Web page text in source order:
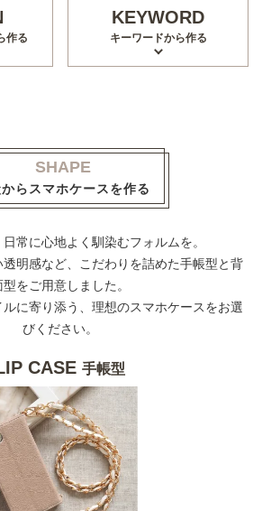
作る
KEYWORD
キーワードから作る
SHAPE
らスマホケースを作る
常に心地よく馴染むフォルムを。
透明感など、こだわりを詰めた手帳型と背
型をご用意しました。
に寄り添う、理想のスマホケースをお選
びください。
CASE手帳型